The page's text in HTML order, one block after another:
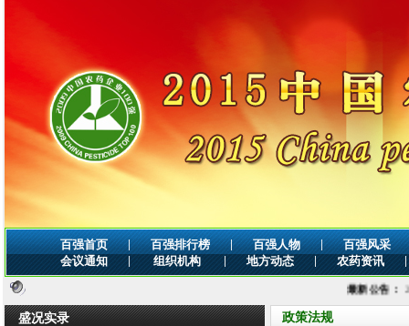
百强首页 | 百强排行榜 | 百强人物 |
百强风采
会议通知
| 组织机构 | 地方动态 | 农药资讯 |
最新公告： 2019年
盛况实录 政策法规